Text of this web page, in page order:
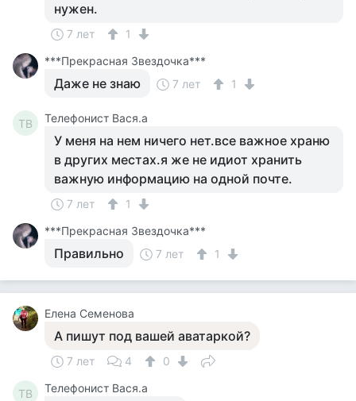
нужен.
7 лет
1
***Прекрасная Звездочка***
Даже не знаю 7 лет 1
ТВ Телефонист Вася.а
У меня на нем ничего нет.все важное храню
в других местах.я же не идиот хранить
важную информацию на одной почте.
7 лет
1
***Прекрасная Звездочка***
Правильно 7 лет 1
Елена Семенова
А пишут под вашей аватаркой?
7 лет 4 0
ТВ Телефонист Вася.а